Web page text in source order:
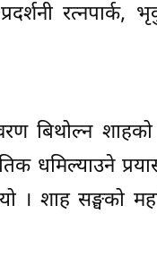
बिथोल्न
धमिल्याउने
। शाह सङ्घको